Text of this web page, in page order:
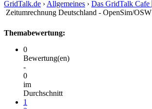
GridTalk.de › Allgemeines › Das GridTalk Cafe
Zeitumrechnung Deutschland - OpenSim/OSW
Themabewertung:
0
Bewertung(en)
-
0
im
Durchschnitt
1